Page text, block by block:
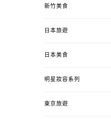
新竹美食
日本旅遊
日本美食
明星妝容系列
東京旅遊